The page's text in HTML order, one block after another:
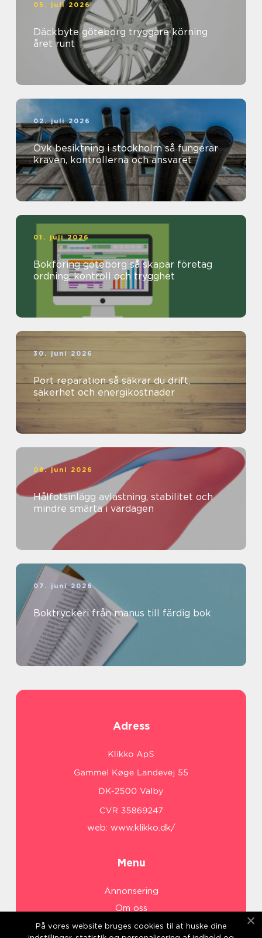
05. juli 2026
Däckbyte göteborg tryggare körning
året runt
02. juli 2026
Ovk besiktning i stockholm så fungerar
kraven, kontrollerna och ansvaret
01. juli 2026
Bokföring göteborg så skapar företag
ordning, kontroll och trygghet
30. juni 2026
Port reparation så säkrar du drift,
säkerhet och energikostnader
08. juni 2026
Hålfotsinlägg avlastning, stabilitet och
mindre smärta i vardagen
07. juni 2026
Boktryckeri från manus till färdig bok
Adress
web: www.klikko.dk/
Menu
Annonsering
Om oss
Cookies
På vores website bruges cookies til at huske dine